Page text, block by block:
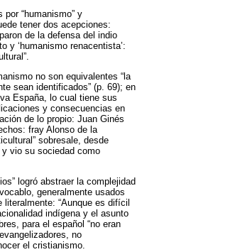
“humanismo” y
tener dos acepciones:
de la defensa del indio
y ‘humanismo renacentista’:
no son equivalentes “la
sean identificados” (p. 69); en
España, lo cual tiene sus
y consecuencias en
de lo propio: Juan Ginés
fray Alonso de la
sobresale, desde
y vio su sociedad como
logró abstraer la complejidad
generalmente usados
“Aunque es difícil
indígena y el asunto
para el español “no eran
no
el cristianismo.